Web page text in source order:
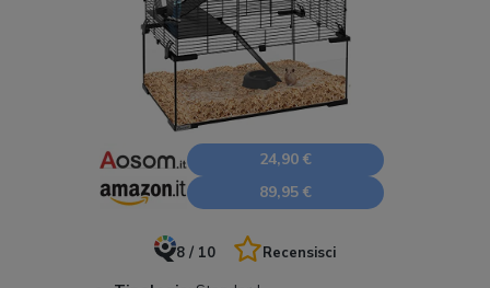
24,90 €
89,95 €
8 / 10 Recensisci